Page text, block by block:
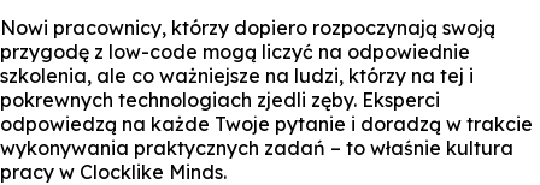
Nowi pracownicy, którzy dopiero rozpoczynają swoją
przygodę z low-code mogą liczyć na odpowiednie
szkolenia, ale co ważniejsze na ludzi, którzy na tej i
pokrewnych technologiach zjedli zęby. Eksperci
odpowiedzą na każde Twoje pytanie i doradzą w trakcie
wykonywania praktycznych zadań – to właśnie kultura
pracy w Clocklike Minds.